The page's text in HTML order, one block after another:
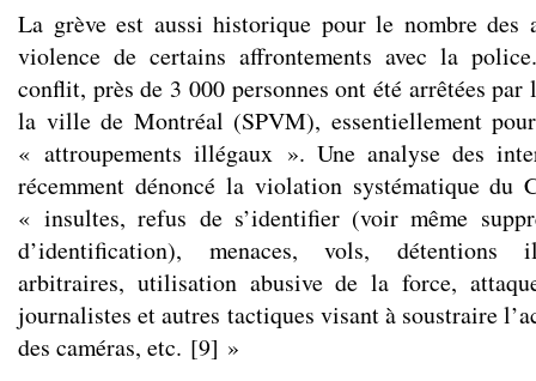
La grève est aussi historique pour le nombre des
violence de certains affrontements avec la
conflit, près de 3 000 personnes ont été arrêtées
la ville de Montréal (SPVM), essentiellement
« attroupements illégaux ». Une analyse des
récemment dénoncé la violation systématique du
« insultes, refus de s’identifier (voir même
d’identification), menaces, vols, détentions
arbitraires, utilisation abusive de la force,
journalistes et autres tactiques visant à soustraire
des caméras, etc. [9] »